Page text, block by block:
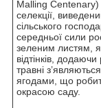
Malling Centenary)
селекції,
сільського
середньої сили
зеленим листям,
відтінків,
травні
ягодами, що
окрасою саду.